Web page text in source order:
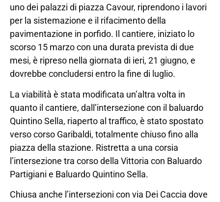
uno dei palazzi di piazza Cavour, riprendono i lavori
per la sistemazione e il rifacimento della
pavimentazione in porfido. Il cantiere, iniziato lo
scorso 15 marzo con una durata prevista di due
mesi, è ripreso nella giornata di ieri, 21 giugno, e
dovrebbe concludersi entro la fine di luglio.
La viabilità è stata modificata un’altra volta in
quanto il cantiere, dall’intersezione con il baluardo
Quintino Sella, riaperto al traffico, è stato spostato
verso corso Garibaldi, totalmente chiuso fino alla
piazza della stazione. Ristretta a una corsia
l’intersezione tra corso della Vittoria con Baluardo
Partigiani e Baluardo Quintino Sella.
Chiusa anche l’intersezioni con via Dei Caccia dove